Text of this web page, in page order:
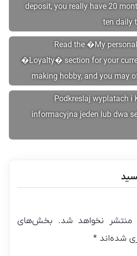
deposit, you really have 20
ten daily
Read the �My
�Loyalty� section for your
making hobby, and you may
Podkreslaj wyplatach i
informacyjna jeden lub dwa
منتشر نخواهد شد. بخش‌های
شده‌اند*